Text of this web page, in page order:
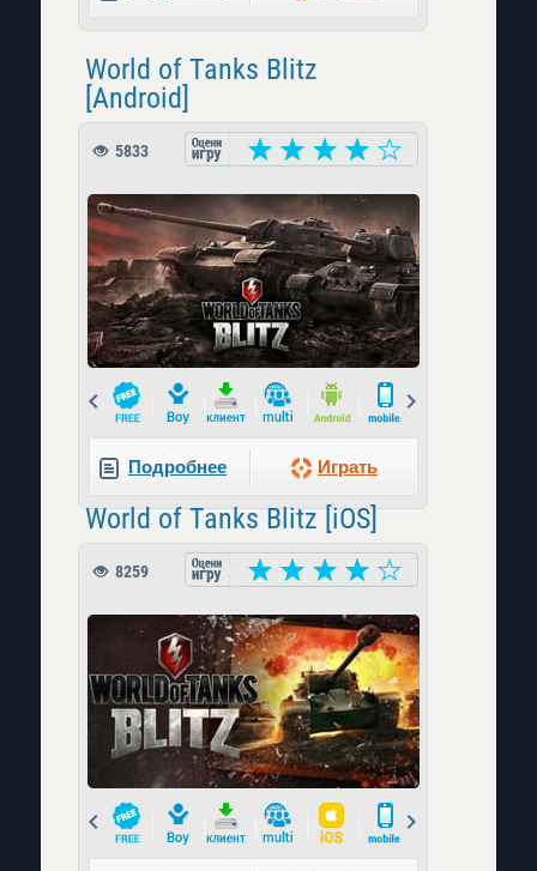
World of Tanks Blitz
[Android]
5833
Prev
Подробнее Играть
World of Tanks Blitz [iOS]
8259
Prev